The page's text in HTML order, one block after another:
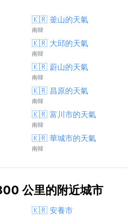
🇰🇷 釜山的天氣
南韓
🇰🇷 大邱的天氣
南韓
🇰🇷 蔚山的天氣
南韓
🇰🇷 昌原的天氣
南韓
🇰🇷 富川市的天氣
南韓
🇰🇷 華城市的天氣
南韓
公里的附近城市
🇰🇷 安養市